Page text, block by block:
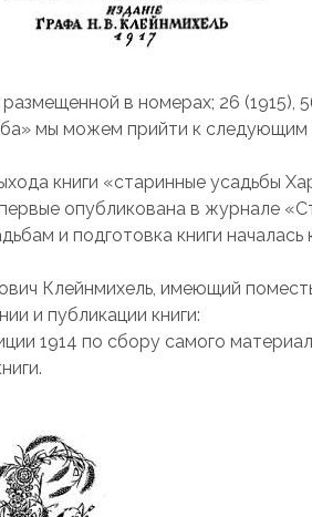
в номерах; 26 (1915),
мы можем прийти к следующим
книги «старинные усадьбы
опубликована в журнале
и подготовка книги началась
Клейнмихель, имеющий
и публикации книги:
1914 по сбору самого